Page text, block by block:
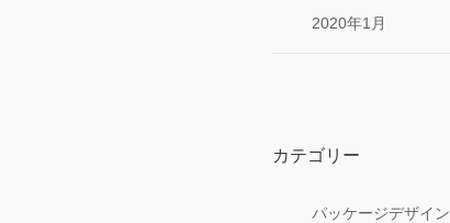
2020年1月
カテゴリー
パッケージデザイン